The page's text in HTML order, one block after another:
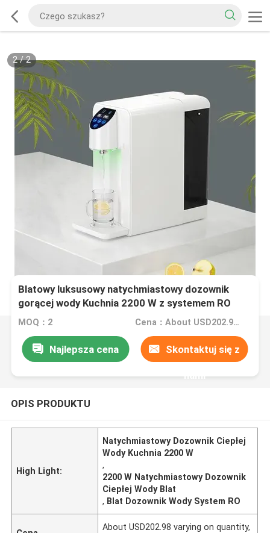
2/2
Blatowy luksusowy natychmiastowy dozownik
gorącej wody Kuchnia 2200 W z systemem RO
MOQ：2 Cena：About USD202.98 varying on quantity,negotiable
Najlepsza cena Skontaktuj się z
nami
OPIS PRODUKTU
High Light:
Natychmiastowy Dozownik Ciepłej
Wody Kuchnia 2200 W
,
2200 W Natychmiastowy Dozownik
Ciepłej Wody Blat
, Blat Dozownik Wody System RO
About USD202.98 varying on quantity,